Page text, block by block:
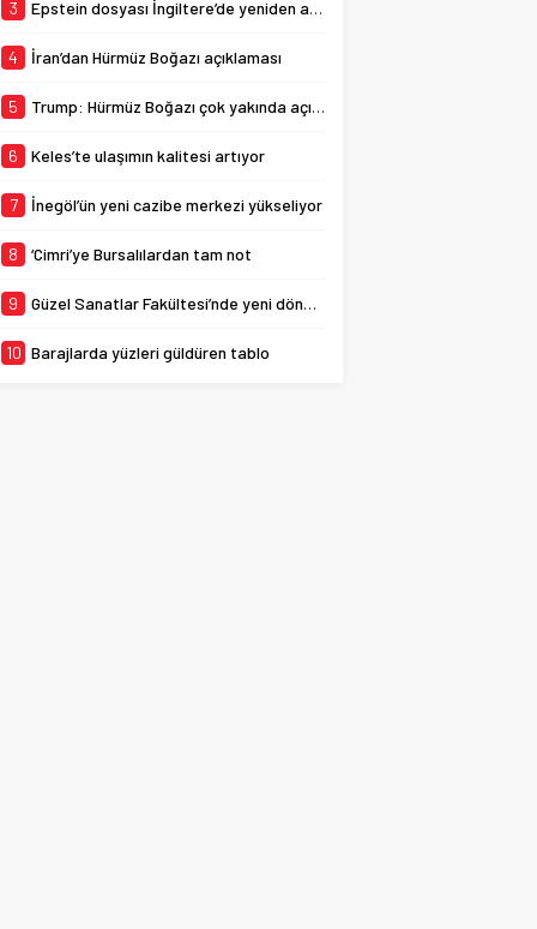
yaşattığı konserde bir de
Bursaspor için...
3 Epstein dosyası İngiltere’de yeniden açılıyor
4 İran’dan Hürmüz Boğazı açıklaması
5 Trump: Hürmüz Boğazı çok yakında açılacak
6 Keles’te ulaşımın kalitesi artıyor
7 İnegöl’ün yeni cazibe merkezi yükseliyor
8 ‘Cimri’ye Bursalılardan tam not
9 Güzel Sanatlar Fakültesi’nde yeni dönem
10 Barajlarda yüzleri güldüren tablo